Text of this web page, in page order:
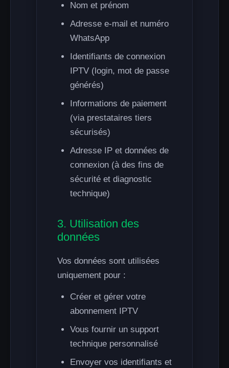
Nom et prénom
Adresse e-mail et numéro
WhatsApp
Identifiants de connexion
IPTV (login, mot de passe
générés)
Informations de paiement
(via prestataires tiers
sécurisés)
Adresse IP et données de
connexion (à des fins de
sécurité et diagnostic
technique)
3. Utilisation des
données
Vos données sont utilisées
uniquement pour :
Créer et gérer votre
abonnement IPTV
Vous fournir un support
technique personnalisé
Envoyer vos identifiants et